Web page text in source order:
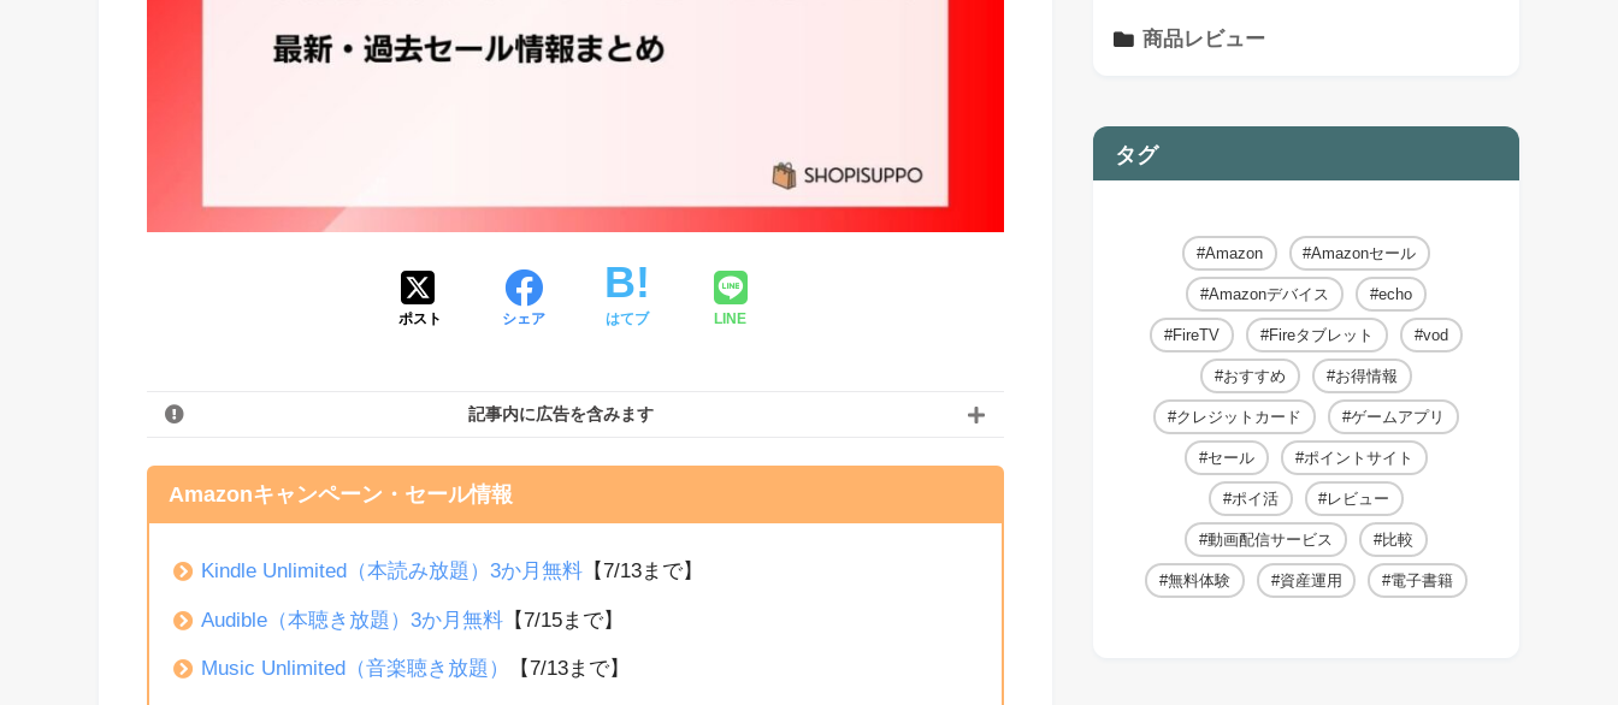
ポスト シェア はてブ LINE
記事内に広告を含みます
Amazonキャンペーン・セール情報
Kindle Unlimited（本読み放題）3か月無料 【7/13まで】
Audible（本聴き放題）3か月無料 【7/15まで】
Music Unlimited（音楽聴き放題） 【7/13まで】
商品レビュー
タグ
Amazon Amazonセール
Amazonデバイス echo
FireTV Fireタブレット vod
おすすめ お得情報
クレジットカード ゲームアプリ
セール ポイントサイト
ポイ活 レビュー
動画配信サービス 比較
無料体験 資産運用 電子書籍